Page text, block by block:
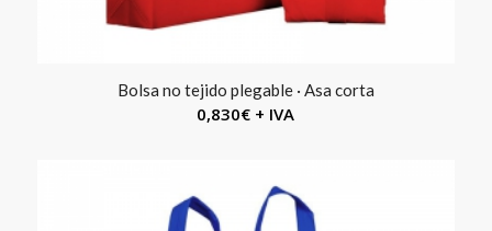
Bolsa no tejido plegable · Asa corta
0,830€ + IVA